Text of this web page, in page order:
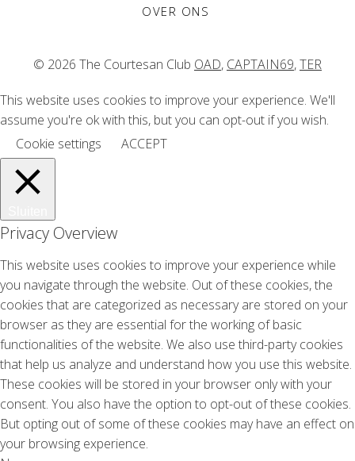
Sep 1999
OVER ONS
© 2026 The Courtesan Club OAD, CAPTAIN69,TER
This website uses cookies to improve your experience. We'll
assume you're ok with this, but you can opt-out if you wish.
Cookie settings
ACCEPT
Privacy Overview
This website uses cookies to improve your experience while
you navigate through the website. Out of these cookies, the
cookies that are categorized as necessary are stored on your
browser as they are essential for the working of basic
functionalities of the website. We also use third-party cookies
that help us analyze and understand how you use this website.
These cookies will be stored in your browser only with your
consent. You also have the option to opt-out of these cookies.
But opting out of some of these cookies may have an effect on
your browsing experience.